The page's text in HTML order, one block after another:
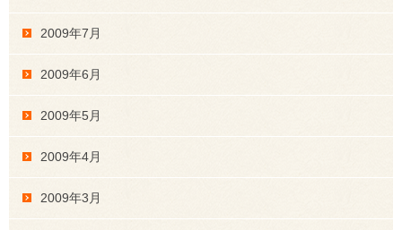
2009年7月
2009年6月
2009年5月
2009年4月
2009年3月